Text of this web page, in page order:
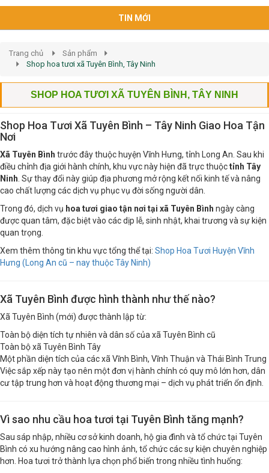
TIN MỚI
Trang chủ
Sản phẩm
Shop hoa tươi xã Tuyên Bình, Tây Ninh
SHOP HOA TƯƠI XÃ TUYÊN BÌNH, TÂY NINH
Shop Hoa Tươi Xã Tuyên Bình – Tây Ninh Giao Hoa Tận
Nơi
Xã Tuyên Bình trước đây thuộc huyện Vĩnh Hưng, tỉnh Long An. Sau khi
điều chỉnh địa giới hành chính, khu vực này hiện đã trực thuộctỉnh Tây
Ninh . Sự thay đổi này giúp địa phương mở rộng kết nối kinh tế và nâng
cao chất lượng các dịch vụ phục vụ đời sống người dân.
Trong đó, dịch vụ hoa tươi giao tận nơi tại xã Tuyên Bình ngày càng
được quan tâm, đặc biệt vào các dịp lễ, sinh nhật, khai trương và sự kiện
quan trọng.
Xem thêm thông tin khu vực tổng thể tại: Shop Hoa Tươi Huyện Vĩnh
Hưng (Long An cũ – nay thuộc Tây Ninh)
Xã Tuyên Bình được hình thành như thế nào?
Xã Tuyên Bình (mới) được thành lập từ:
Toàn bộ diện tích tự nhiên và dân số của xã Tuyên Bình cũ
Toàn bộ xã Tuyên Bình Tây
Một phần diện tích của các xã Vĩnh Bình, Vĩnh Thuận và Thái Bình Trung
Việc sắp xếp này tạo nên một đơn vị hành chính có quy mô lớn hơn, dân
cư tập trung hơn và hoạt động thương mại – dịch vụ phát triển ổn định.
Vì sao nhu cầu hoa tươi tại Tuyên Bình tăng mạnh?
Sau sáp nhập, nhiều cơ sở kinh doanh, hộ gia đình và tổ chức tại Tuyên
Bình có xu hướng nâng cao hình ảnh, tổ chức các sự kiện chuyên nghiệp
hơn. Hoa tươi trở thành lựa chọn phổ biến trong nhiều tình huống: